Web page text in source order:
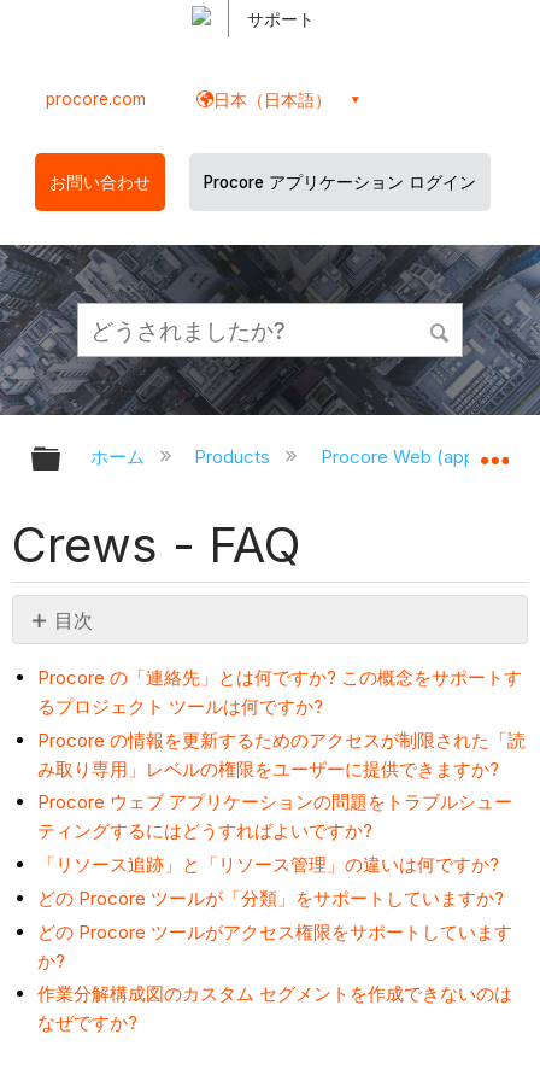
サポート
procore.com 日本（日本語）
お問い合わせ Procore アプリケーション ログイン
グローバル階層を展開/折りたたむ
ホーム Products Procore Web
Crews - FAQ
目次
ヘ
ッ
ダ
ー
な
し
Procore の「連絡先」とは何ですか? この概念をサポートす
るプロジェクト ツールは何ですか?
Procore の情報を更新するためのアクセスが制限された「読
み取り専用」レベルの権限をユーザーに提供できますか?
Procore ウェブ アプリケーションの問題をトラブルシュー
ティングするにはどうすればよいですか?
「リソース追跡」と「リソース管理」の違いは何ですか?
どの Procore ツールが「分類」をサポートしていますか?
どの Procore ツールがアクセス権限をサポートしています
か?
作業分解構成図のカスタム セグメントを作成できないのは
なぜですか?